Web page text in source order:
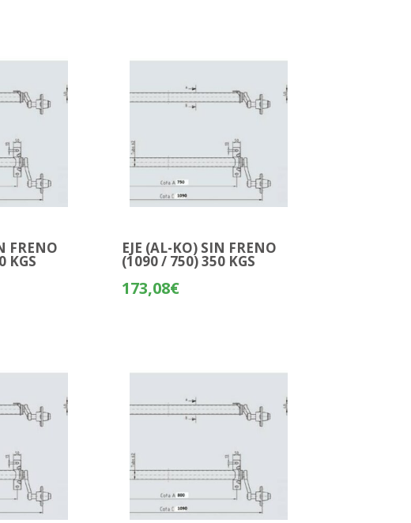
FRENO
KGS
EJE (AL-KO) SIN FRENO
(1090 / 750) 350 KGS
173,08€